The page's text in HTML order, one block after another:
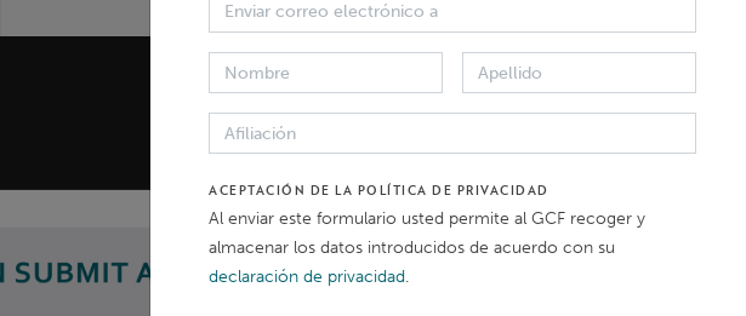
ACEPTACIÓN DE LA POLÍTICA DE PRIVACIDAD
Al enviar este formulario usted permite al GCF recoger y
almacenar los datos introducidos de acuerdo con su
declaración de privacidad.